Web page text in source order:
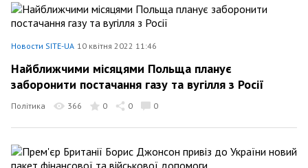
Новости SITE-UA 10 квітня 2022 11:46
Найближчими місяцями Польща планує
заборонити постачання газу та вугілля з Росії
Політика 366 0 0 0